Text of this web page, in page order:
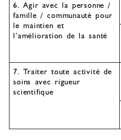
6. Agir avec la personne /
famille / communauté pour
le maintien et
l’amélioration de la santé
7. Traiter toute activité de
soins avec rigueur
scientifique